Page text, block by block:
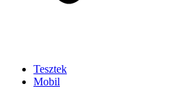
Tesztek
Mobil